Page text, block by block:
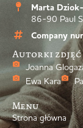
Marta
86-90 Paul
Company
Autorki zdjęć
Joanna
Ewa Kara
Menu
Strona główna